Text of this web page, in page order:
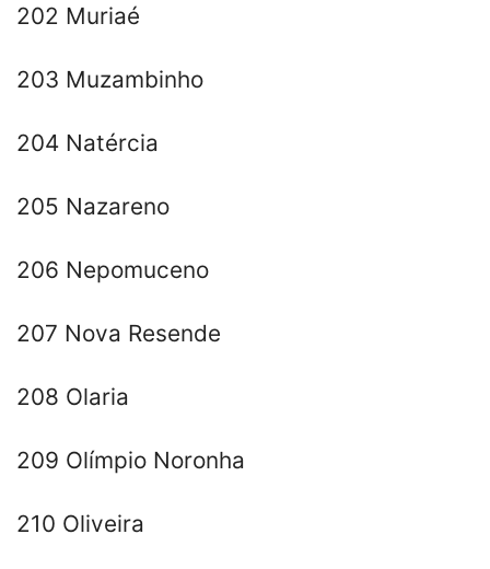
202 Muriaé
203 Muzambinho
204 Natércia
205 Nazareno
206 Nepomuceno
207 Nova Resende
208 Olaria
209 Olímpio Noronha
210 Oliveira